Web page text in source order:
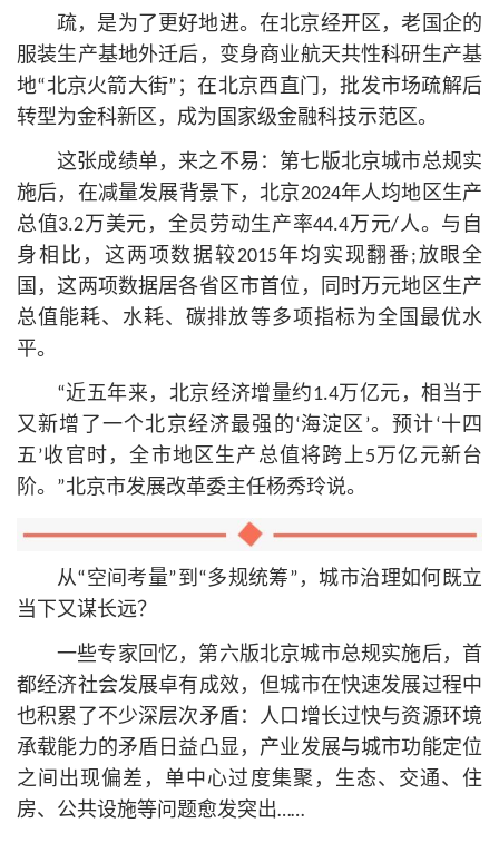
疏，是为了更好地进。在北京经开区，老国企的
服装生产基地外迁后，变身商业航天共性科研生产基
地“北京火箭大街”；在北京西直门，批发市场疏解后
转型为金科新区，成为国家级金融科技示范区。
这张成绩单，来之不易：第七版北京城市总规实
施后，在减量发展背景下，北京2024年人均地区生产
总值3.2万美元，全员劳动生产率44.4万元/人。与自
身相比，这两项数据较2015年均实现翻番;放眼全
国，这两项数据居各省区市首位，同时万元地区生产
总值能耗、水耗、碳排放等多项指标为全国最优水
平。
“近五年来，北京经济增量约1.4万亿元，相当于
又新增了一个北京经济最强的‘海淀区’。预计‘十四
五’收官时，全市地区生产总值将跨上5万亿元新台
阶。”北京市发展改革委主任杨秀玲说。
从“空间考量”到“多规统筹”，城市治理如何既立
当下又谋长远？
一些专家回忆，第六版北京城市总规实施后，首
都经济社会发展卓有成效，但城市在快速发展过程中
也积累了不少深层次矛盾：人口增长过快与资源环境
承载能力的矛盾日益凸显，产业发展与城市功能定位
之间出现偏差，单中心过度集聚，生态、交通、住
房、公共设施等问题愈发突出……